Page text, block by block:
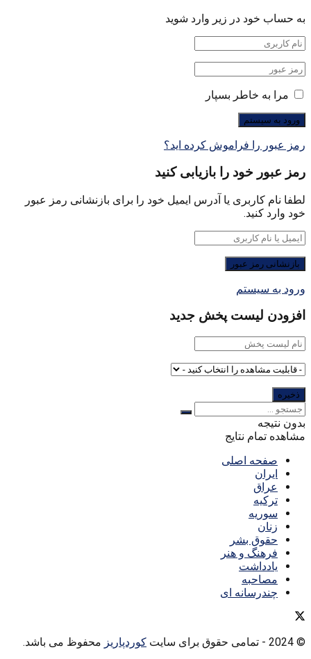
به حساب خود در زیر وارد شوید
مرا به خاطر بسپار
رمز عبور را فراموش کرده اید؟
رمز عبور خود را بازیابی کنید
لطفا نام کاربری یا آدرس ایمیل خود را برای بازنشانی رمز عبور
خود وارد کنید.
ورود به سیستم
افزودن لیست پخش جدید
بدون نتیجه
مشاهده تمام نتایج
صفحه اصلی
ایران
عراق
ترکیه
سوریه
زنان
حقوق بشر
فرهنگ و هنر
یادداشت
مصاحبه
چندرسانه ای
© 2024 - تمامی حقوق برای سایت کوردپاریز محفوظ می باشد.